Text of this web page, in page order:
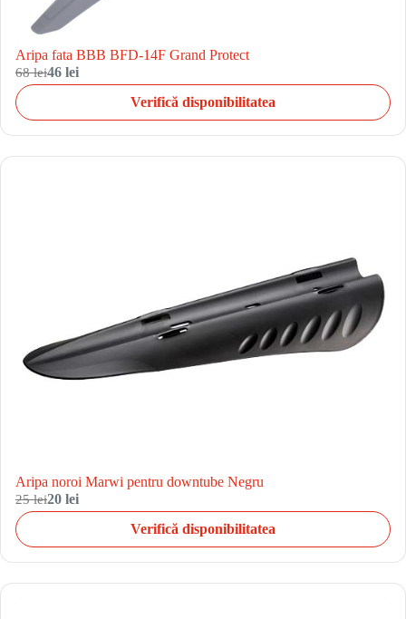
Aripa fata BBB BFD-14F Grand Protect
68 lei46 lei
Verifică disponibilitatea
Aripa noroi Marwi pentru downtube Negru
25 lei20 lei
Verifică disponibilitatea